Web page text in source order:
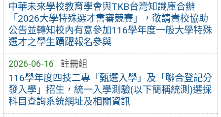
中華未來學校教育學會與TKB台灣知識庫合辦
「2026大學特殊選才書審競賽」，敬請貴校協助
公告並轉知校內有意參加116學年度一般大學特殊
選才之學生踴躍報名參與
2026-06-16 註冊組
116學年度四技二專「甄選入學」及「聯合登記分
發入學」招生，統一入學測驗(以下簡稱統測)選採
科目查詢系統網址及相關資訊